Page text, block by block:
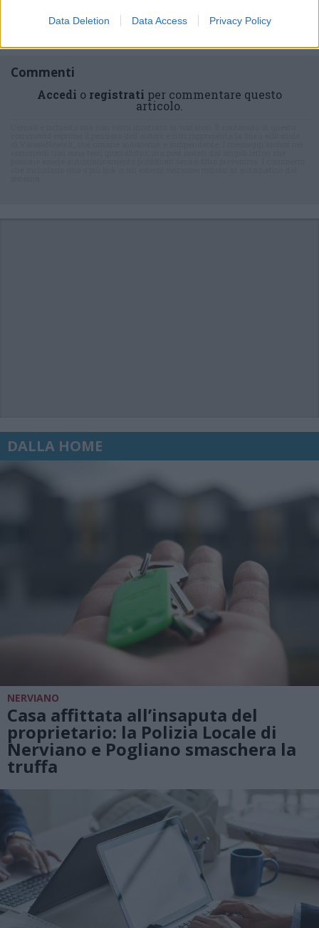
Data Deletion Data Access Privacy Policy
Commenti
Accedi o registrati per commentare questo
articolo.
DALLA HOME
NERVIANO
Casa affittata all’insaputa del
proprietario: la Polizia Locale di
Nerviano e Pogliano smaschera la
truffa